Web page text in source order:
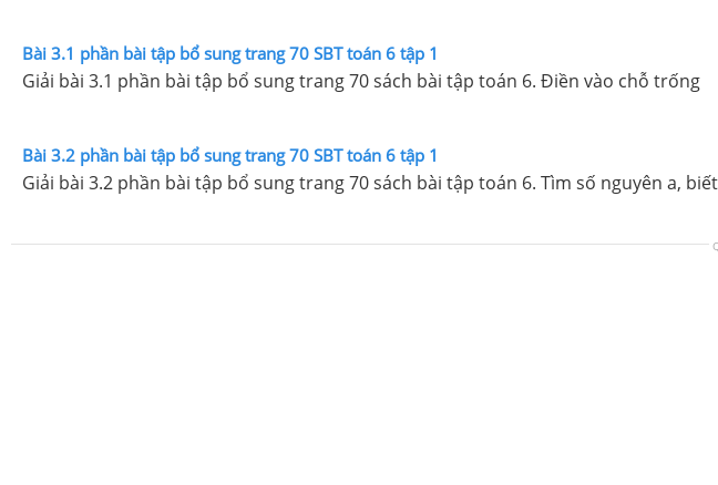
Bài 3.1 phần bài tập bổ sung trang 70 SBT toán 6 tập 1
Giải bài 3.1 phần bài tập bổ sung trang 70 sách bài tập toán 6. Điền vào chỗ trống
Bài 3.2 phần bài tập bổ sung trang 70 SBT toán 6 tập 1
Giải bài 3.2 phần bài tập bổ sung trang 70 sách bài tập toán 6. Tìm số nguyên a,